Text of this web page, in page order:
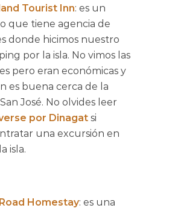
Tourist Inn: es un
que tiene agencia de
donde hicimos nuestro
por la isla. No vimos las
pero eran económicas y
es buena cerca de la
José. No olvides leer
por Dinagat si
una excursión en
isla.
Homestay: es una